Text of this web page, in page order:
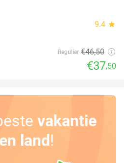
9.4 star
Regulier €46,50
€37,50
vakantie
land!